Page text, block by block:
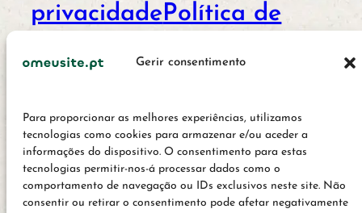
Gerir consentimento
Para proporcionar as melhores experiências, utilizamos
tecnologias como cookies para armazenar e/ou aceder a
informações do dispositivo. O consentimento para estas
tecnologias permitir-nos-á processar dados como o
comportamento de navegação ou IDs exclusivos neste site. Não
consentir ou retirar o consentimento pode afetar negativamente
privacidadePolítica de
condições
técnica
info@omeusite.pt
© 2022 - 2026 OMeuSite.PT